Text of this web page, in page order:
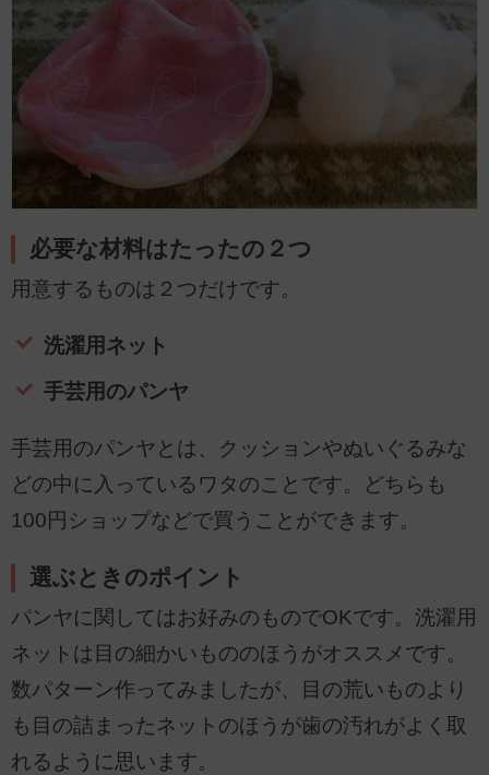
必要な材料はたったの２つ
用意するものは２つだけです。
洗濯用ネット
手芸用のパンヤ
手芸用のパンヤとは、クッションやぬいぐるみな
どの中に入っているワタのことです。どちらも
100円ショップなどで買うことができます。
選ぶときのポイント
パンヤに関してはお好みのものでOKです。洗濯用
ネットは目の細かいもののほうがオススメです。
数パターン作ってみましたが、目の荒いものより
も目の詰まったネットのほうが歯の汚れがよく取
れるように思います。